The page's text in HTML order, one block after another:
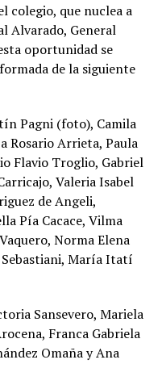
colegio, que nuclea a
Alvarado, General
oportunidad se
de la siguiente
Pagni (foto), Camila
Rosario Arrieta, Paula
Flavio Troglio, Gabriel
Valeria Isabel
de Angeli,
Pía Cacace, Vilma
Norma Elena
Sebastiani, María Itatí
Sansevero, Mariela
Franca Gabriela
Omaña y Ana